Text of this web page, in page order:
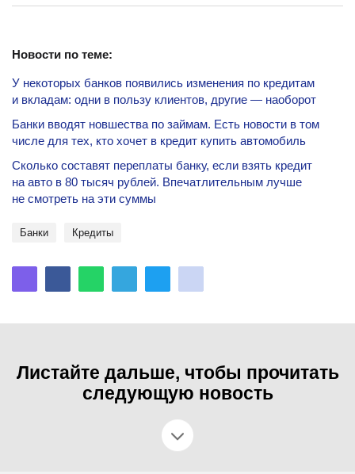
Новости по теме:
У некоторых банков появились изменения по кредитам
и вкладам: одни в пользу клиентов, другие — наоборот
Банки вводят новшества по займам. Есть новости в том
числе для тех, кто хочет в кредит купить автомобиль
Сколько составят переплаты банку, если взять кредит
на авто в 80 тысяч рублей. Впечатлительным лучше
не смотреть на эти суммы
банки Кредиты
Листайте дальше, чтобы прочитать
следующую новость